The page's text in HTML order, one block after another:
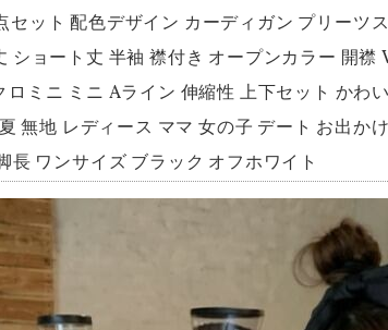
セット 配色デザイン カーディガン プリーツ
ショート丈 半袖 襟付き オープンカラー 開
ロミニ ミニ Aライン 伸縮性 上下セット かわ
無地 レディース ママ 女の子 デート お出か
長 ワンサイズ ブラック オフホワイト